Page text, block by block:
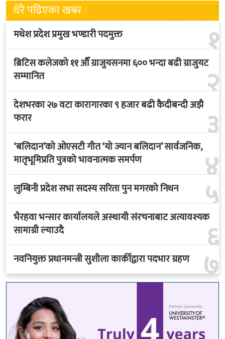
धेरै पढिएका खबर
१
मधेश प्रदेश प्रमुख भण्डारी पदमुक्त
२
ब्रिटिस कलेजको ११ औँ ग्राजुयसनमा ६०० भन्दा बढी ग्राजुयट
सम्मानित
३
देशभरका २७ वटा कारागारका ९ हजार बढी कैदीबन्दी अझै
फरार
४
‘बलिदान’को ओएसटी गीत ‘यो ज्यान बलिदान’ सार्वजनिक,
मातृभूमिप्रति पुत्रको भावनात्मक समर्पण
५
लुम्बिनी प्रदेश सभा सदस्य सरिता पुन मगरको निधन
६
भैरहवा भन्सार कार्यालयले अस्थायी संरचनाबाट अत्यावश्यक
सामाग्री ल्याउदै
७
नवनियुक्त प्रधानमन्त्री सुशीला कार्कीद्वारा पदभार ग्रहण